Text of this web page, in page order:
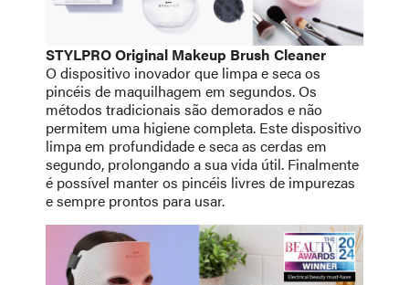
STYLPRO Original Makeup Brush Cleaner
O dispositivo inovador que limpa e seca os
pincéis de maquilhagem em segundos. Os
métodos tradicionais são demorados e não
permitem uma higiene completa. Este dispositivo
limpa em profundidade e seca as cerdas em
segundo, prolongando a sua vida útil. Finalmente
é possível manter os pincéis livres de impurezas
e sempre prontos para usar.